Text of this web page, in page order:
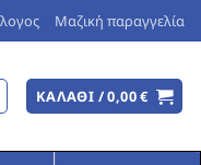
Μαζική παραγγελία
ΚΑΛΆΘΙ /0,00€